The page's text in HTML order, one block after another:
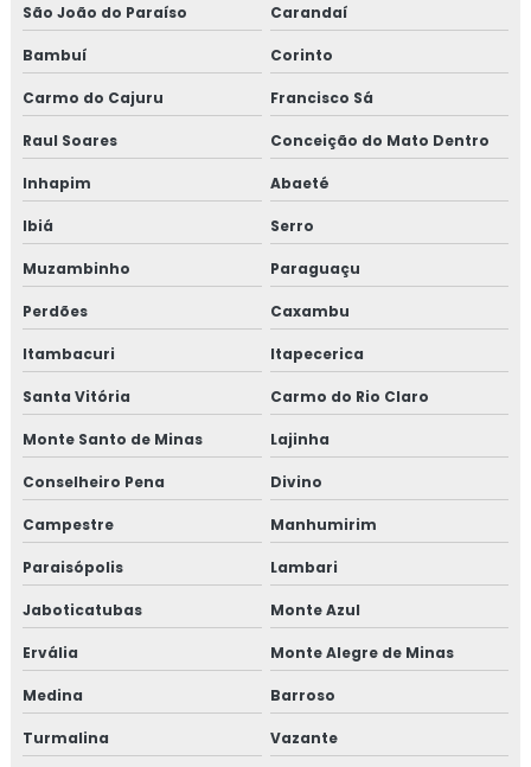
Treinamento para elaboração do plano de HACCP APPCC
Treinamento em food fraud e food defense
Treinamento em formação de auditor interno
Treinamento em formação de equipe esa
Treinamento em fraud e food defense
Treinamento em FSSC 22000
Treinamento em gerenciamento de crises recall e
rastreabilidade
Treinamento em gerenciamento de riscos corporativos
Treinamento em gestão da manutenção
Treinamento em gestão de fornecedores
Treinamento em gestão de fornecedores alergênicos
Treinamento em global market
Treinamento em GMP+
Treinamento em GMP+ 2020
São João do Paraíso Carandaí
Bambuí Corinto
Carmo do Cajuru Francisco Sá
Raul Soares Conceição do Mato Dentro
Inhapim Abaeté
Ibiá Serro
Muzambinho Paraguaçu
Perdões Caxambu
Itambacuri Itapecerica
Santa Vitória Carmo do Rio Claro
Monte Santo de Minas Lajinha
Conselheiro Pena Divino
Campestre Manhumirim
Paraisópolis Lambari
Jaboticatubas Monte Azul
Ervália Monte Alegre de Minas
Medina Barroso
Turmalina Vazante